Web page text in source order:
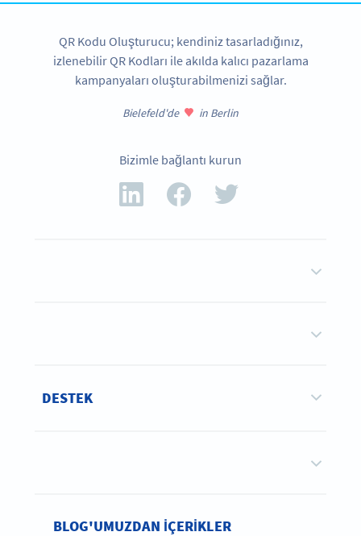
QR Kodu Oluşturucu; kendiniz tasarladığınız,
izlenebilir QR Kodları ile akılda kalıcı pazarlama
kampanyaları oluşturabilmenizi sağlar.
Bielefeld'de in Berlin
Bizimle bağlantı kurun
DESTEK
BLOG'UMUZDAN IÇERIKLER